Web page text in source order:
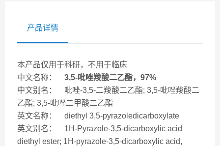
产品详情
本产品仅用于科研，不用于临床
中文名称： 3,5-吡唑羧酸二乙酯，97%
中文别名： 吡唑-3,5-二羧酸二乙酯; 3,5-吡唑羧酸二
乙酯; 3,5-吡唑二甲酸二乙酯
英文名称： diethyl 3,5-pyrazoledicarboxylate
英文别名： 1H-Pyrazole-3,5-dicarboxylic acid
diethyl ester; 1H-pyrazole-3,5-dicarboxylic acid,